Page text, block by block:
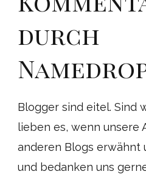
durch
Blogger sind eitel. Sind
lieben es, wenn unsere
anderen Blogs erwähnt
und bedanken uns